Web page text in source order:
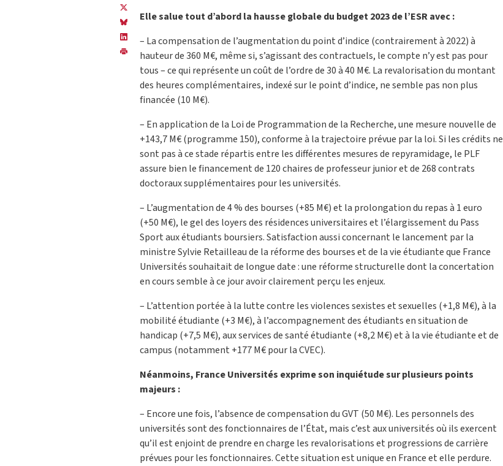
Elle salue tout d’abord la hausse globale du budget 2023 de l’ESR avec :
– La compensation de l’augmentation du point d’indice (contrairement à 2022) à
hauteur de 360 M€, même si, s’agissant des contractuels, le compte n’y est pas pour
tous – ce qui représente un coût de l’ordre de 30 à 40 M€. La revalorisation du montant
des heures complémentaires, indexé sur le point d’indice, ne semble pas non plus
financée (10 M€).
– En application de la Loi de Programmation de la Recherche, une mesure nouvelle de
+143,7 M€ (programme 150), conforme à la trajectoire prévue par la loi. Si les crédits ne
sont pas à ce stade répartis entre les différentes mesures de repyramidage, le PLF
assure bien le financement de 120 chaires de professeur junior et de 268 contrats
doctoraux supplémentaires pour les universités.
– L’augmentation de 4 % des bourses (+85 M€) et la prolongation du repas à 1 euro
(+50 M€), le gel des loyers des résidences universitaires et l’élargissement du Pass
Sport aux étudiants boursiers. Satisfaction aussi concernant le lancement par la
ministre Sylvie Retailleau de la réforme des bourses et de la vie étudiante que France
Universités souhaitait de longue date : une réforme structurelle dont la concertation
en cours semble à ce jour avoir clairement perçu les enjeux.
– L’attention portée à la lutte contre les violences sexistes et sexuelles (+1,8 M€), à la
mobilité étudiante (+3 M€), à l’accompagnement des étudiants en situation de
handicap (+7,5 M€), aux services de santé étudiante (+8,2 M€) et à la vie étudiante et de
campus (notamment +177 M€ pour la CVEC).
Néanmoins, France Universités exprime son inquiétude sur plusieurs points
majeurs :
– Encore une fois, l’absence de compensation du GVT (50 M€). Les personnels des
universités sont des fonctionnaires de l’État, mais c’est aux universités où ils exercent
qu’il est enjoint de prendre en charge les revalorisations et progressions de carrière
prévues pour les fonctionnaires. Cette situation est unique en France et elle perdure.